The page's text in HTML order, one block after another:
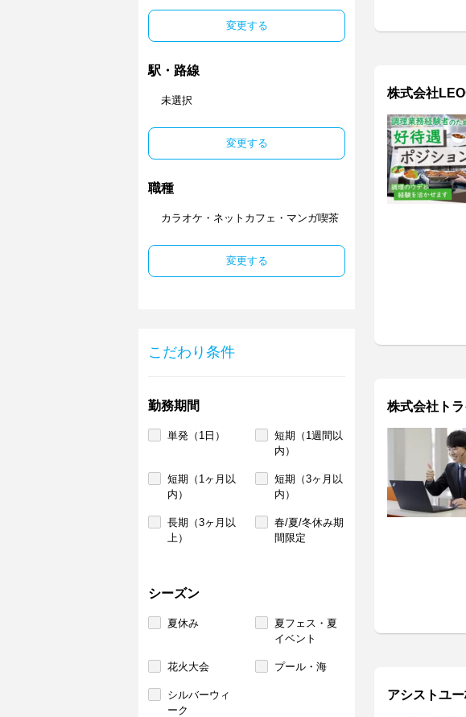
変更する
駅・路線
未選択
変更する
職種
カラオケ・ネットカフェ・マンガ喫茶
変更する
こだわり条件
勤務期間
単発（1日）
短期（1週間以
内）
短期（1ヶ月以
内）
短期（3ヶ月以
内）
長期（3ヶ月以
上）
春/夏/冬休み期
間限定
シーズン
夏休み
夏フェス・夏
イベント
花火大会 プール・海
シルバーウィ
ーク
株式会社
株式会社ト
アシストユー